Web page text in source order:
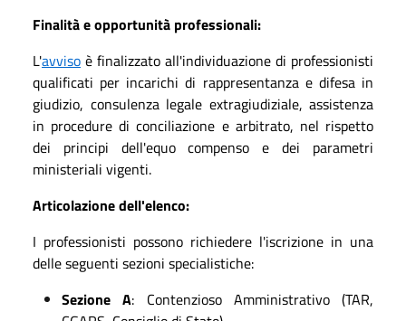
Finalità e opportunità professionali:
L'avviso è finalizzato all'individuazione di professionisti
qualificati per incarichi di rappresentanza e difesa in
giudizio, consulenza legale extragiudiziale, assistenza
in procedure di conciliazione e arbitrato, nel rispetto
dei principi dell'equo compenso e dei parametri
ministeriali vigenti.
Articolazione dell'elenco:
I professionisti possono richiedere l'iscrizione in una
delle seguenti sezioni specialistiche:
Sezione A: Contenzioso Amministrativo (TAR,